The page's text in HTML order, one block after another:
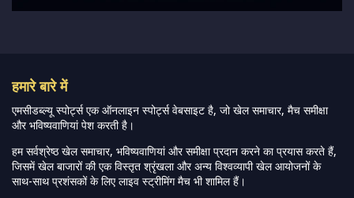
हमारे बारे में
एमसीडब्ल्यू स्पोर्ट्स एक ऑनलाइन स्पोर्ट्स वेबसाइट है, जो खेल समाचार, मैच समीक्षा
और भविष्यवाणियां पेश करती है।
हम सर्वश्रेष्ठ खेल समाचार, भविष्यवाणियां और समीक्षा प्रदान करने का प्रयास करते हैं,
जिसमें खेल बाजारों की एक विस्तृत श्रृंखला और अन्य विश्वव्यापी खेल आयोजनों के
साथ-साथ प्रशंसकों के लिए लाइव स्ट्रीमिंग मैच भी शामिल हैं।